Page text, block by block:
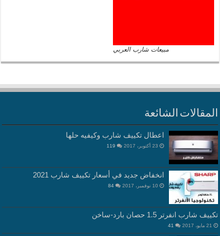
مبيعات شارب العربي
المقالات الشائعة
اعطال تكييف شارب وكيفيه حلها
23 أكتوبر، 2017 119
انخفاض جديد في أسعار تكييف شارب 2021
10 نوفمبر، 2017 84
تكييف شارب انفرتر 1.5 حصان بارد-ساخن
21 مايو، 2017 41